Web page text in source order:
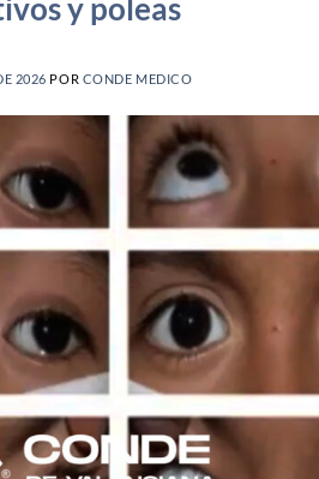
y poleas
2026 POR CONDE MEDICO